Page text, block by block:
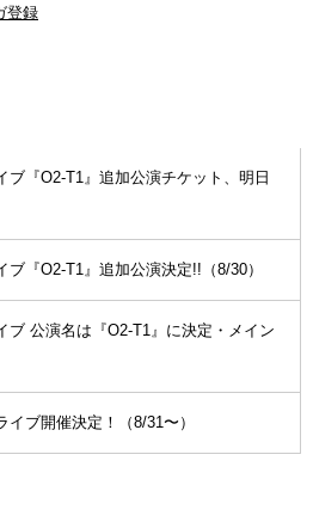
登録
ブ『O2-T1』追加公演チケット、明日
『O2-T1』追加公演決定!!（8/30）
ブ 公演名は『O2-T1』に決定・メイン
ブ開催決定！（8/31〜）